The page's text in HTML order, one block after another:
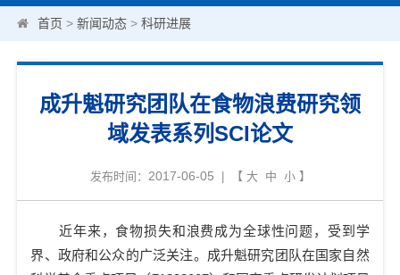
navigation
首页 >新闻动态 >科研进展
成升魁研究团队在食物浪费研究领
域发表系列SCI论文
发布时间： 2017-06-05 | 【 大 中 小】
近年来，食物损失和浪费成为全球性问题，受到学
界、政府和公众的广泛关注。成升魁研究团队在国家自然